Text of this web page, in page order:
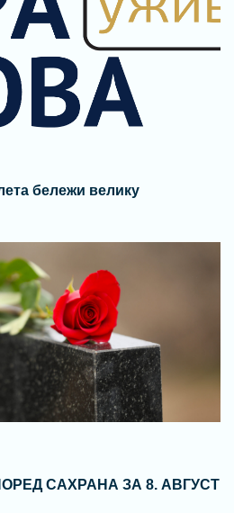
бележи велику
САХРАНА ЗА 8. АВГУСТ